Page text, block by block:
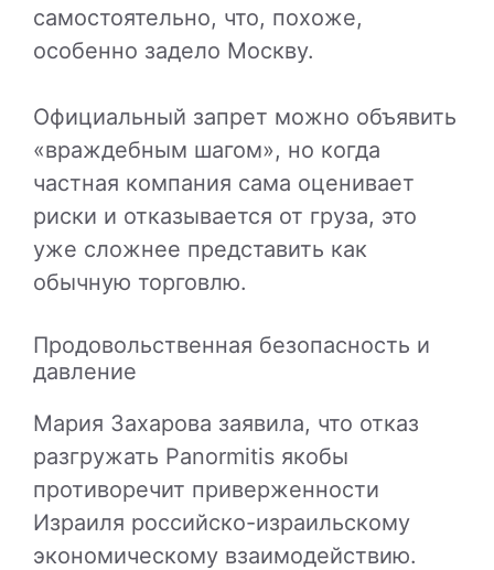
самостоятельно, что, похоже,
особенно задело Москву.
Официальный запрет можно объявить
«враждебным шагом», но когда
частная компания сама оценивает
риски и отказывается от груза, это
уже сложнее представить как
обычную торговлю.
Продовольственная безопасность и
давление
Мария Захарова заявила, что отказ
разгружать Panormitis якобы
противоречит приверженности
Израиля российско-израильскому
экономическому взаимодействию.